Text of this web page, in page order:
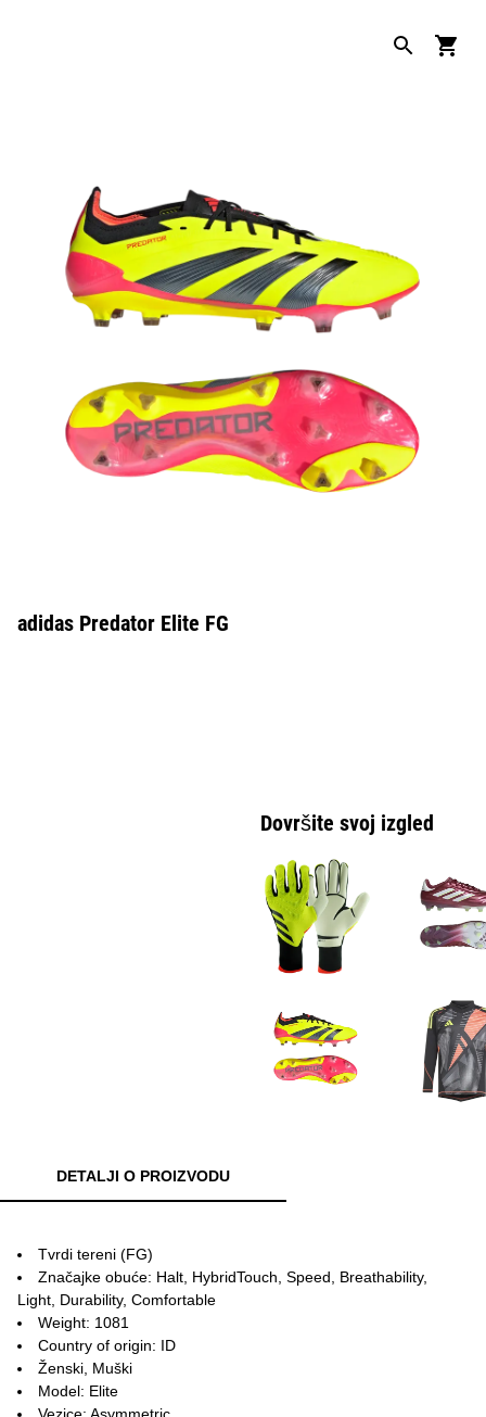
adidas Predator Elite FG
Dovršite svoj izgled
DETALJI O PROIZVODU
Tvrdi tereni (FG)
Značajke obuće: Halt, HybridTouch, Speed, Breathability,
Light, Durability, Comfortable
Weight: 1081
Country of origin: ID
Ženski, Muški
Model: Elite